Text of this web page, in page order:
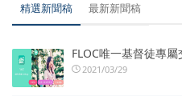
精選新聞稿 最新新聞稿
FLOC唯一基督徒專
2021/03/29